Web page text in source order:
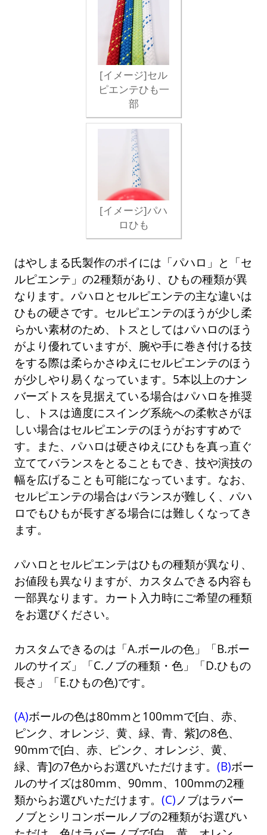
[イメージ]セル
ピエンテひも一
部
[イメージ]パハ
ロひも
はやしまる氏製作のポイには「パハロ」と「セ
ルピエンテ」の2種類があり、ひもの種類が異
なります。パハロとセルピエンテの主な違いは
ひもの硬さです。セルピエンテのほうが少し柔
らかい素材のため、トスとしてはパハロのほう
がより優れていますが、腕や手に巻き付ける技
をする際は柔らかさゆえにセルピエンテのほう
が少しやり易くなっています。5本以上のナン
バーズトスを見据えている場合はパハロを推奨
し、トスは適度にスイング系統への柔軟さがほ
しい場合はセルピエンテのほうがおすすめで
す。また、パハロは硬さゆえにひもを真っ直ぐ
立ててバランスをとることもでき、技や演技の
幅を広げることも可能になっています。なお、
セルピエンテの場合はバランスが難しく、パハ
ロでもひもが長すぎる場合には難しくなってき
ます。
パハロとセルピエンテはひもの種類が異なり、
お値段も異なりますが、カスタムできる内容も
一部異なります。カート入力時にご希望の種類
をお選びください。
カスタムできるのは「A.ボールの色」「B.ボー
ルのサイズ」「C.ノブの種類・色」「D.ひもの
長さ」「E.ひもの色)です。
(A)ボールの色は80mmと100mmで[白、赤、
ピンク、オレンジ、黄、緑、青、紫]の8色、
90mmで[白、赤、ピンク、オレンジ、黄、
緑、青]の7色からお選びいただけます。(B)ボー
ルのサイズは80mm、90mm、100mmの2種
類からお選びいただけます。(C)ノブはラバー
ノブとシリコンボールノブの2種類がお選びい